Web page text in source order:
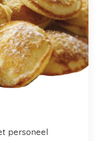
personeel